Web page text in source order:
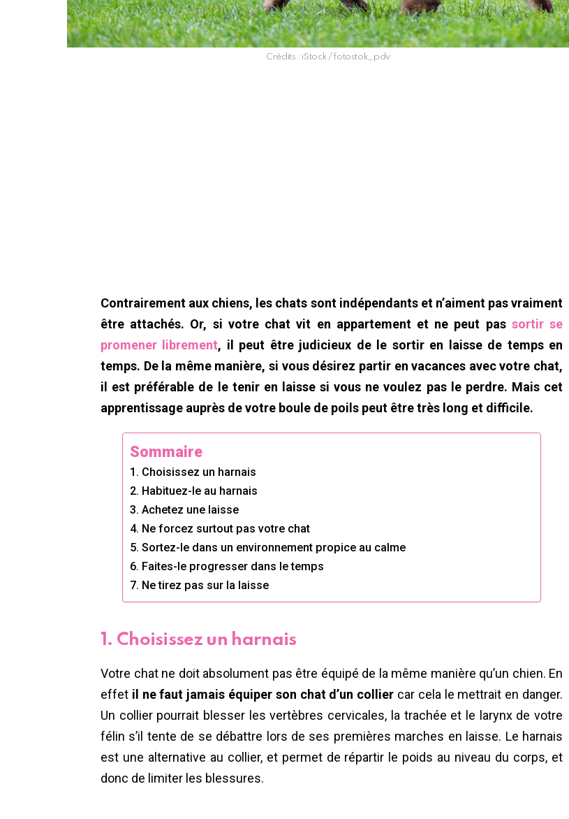
Crédits : iStock / fotostok_pdv
Contrairement aux chiens, les chats sont indépendants et n’aiment pas vraiment
être attachés. Or, si votre chat vit en appartement et ne peut pas sortir se
promener librement, il peut être judicieux de le sortir en laisse de temps en
temps. De la même manière, si vous désirez partir en vacances avec votre chat,
il est préférable de le tenir en laisse si vous ne voulez pas le perdre. Mais cet
apprentissage auprès de votre boule de poils peut être très long et difficile.
Sommaire
1. Choisissez un harnais
2. Habituez-le au harnais
3. Achetez une laisse
4. Ne forcez surtout pas votre chat
5. Sortez-le dans un environnement propice au calme
6. Faites-le progresser dans le temps
7. Ne tirez pas sur la laisse
1. Choisissez un harnais
Votre chat ne doit absolument pas être équipé de la même manière qu’un chien. En
effet il ne faut jamais équiper son chat d’un collier car cela le mettrait en danger.
Un collier pourrait blesser les vertèbres cervicales, la trachée et le larynx de votre
félin s’il tente de se débattre lors de ses premières marches en laisse. Le harnais
est une alternative au collier, et permet de répartir le poids au niveau du corps, et
donc de limiter les blessures.